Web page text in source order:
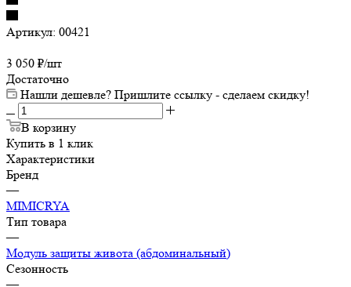
Артикул: 00421
3 050 ₽/шт
Достаточно
Нашли дешевле? Пришлите ссылку - сделаем скидку!
В корзину
Купить в 1 клик
Характеристики
Бренд
—
MIMICRYA
Тип товара
—
Модуль защиты живота (абдоминальный)
Сезонность